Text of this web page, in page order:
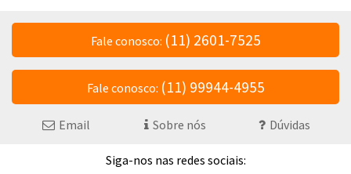
Fale conosco: (11) 2601-7525
Fale conosco: (11) 99944-4955
Email Sobre nós Dúvidas